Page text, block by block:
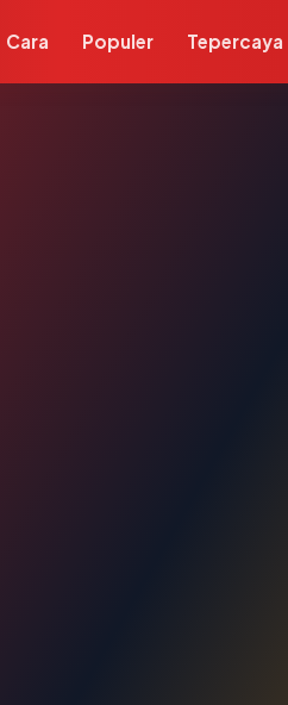
Cara Populer Tepercaya